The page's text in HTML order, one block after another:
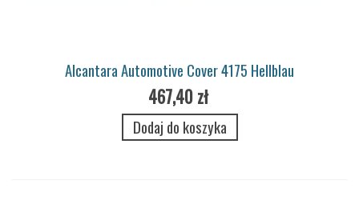
Alcantara Automotive Cover 4175 Hellblau
467,40 zł
Dodaj do koszyka